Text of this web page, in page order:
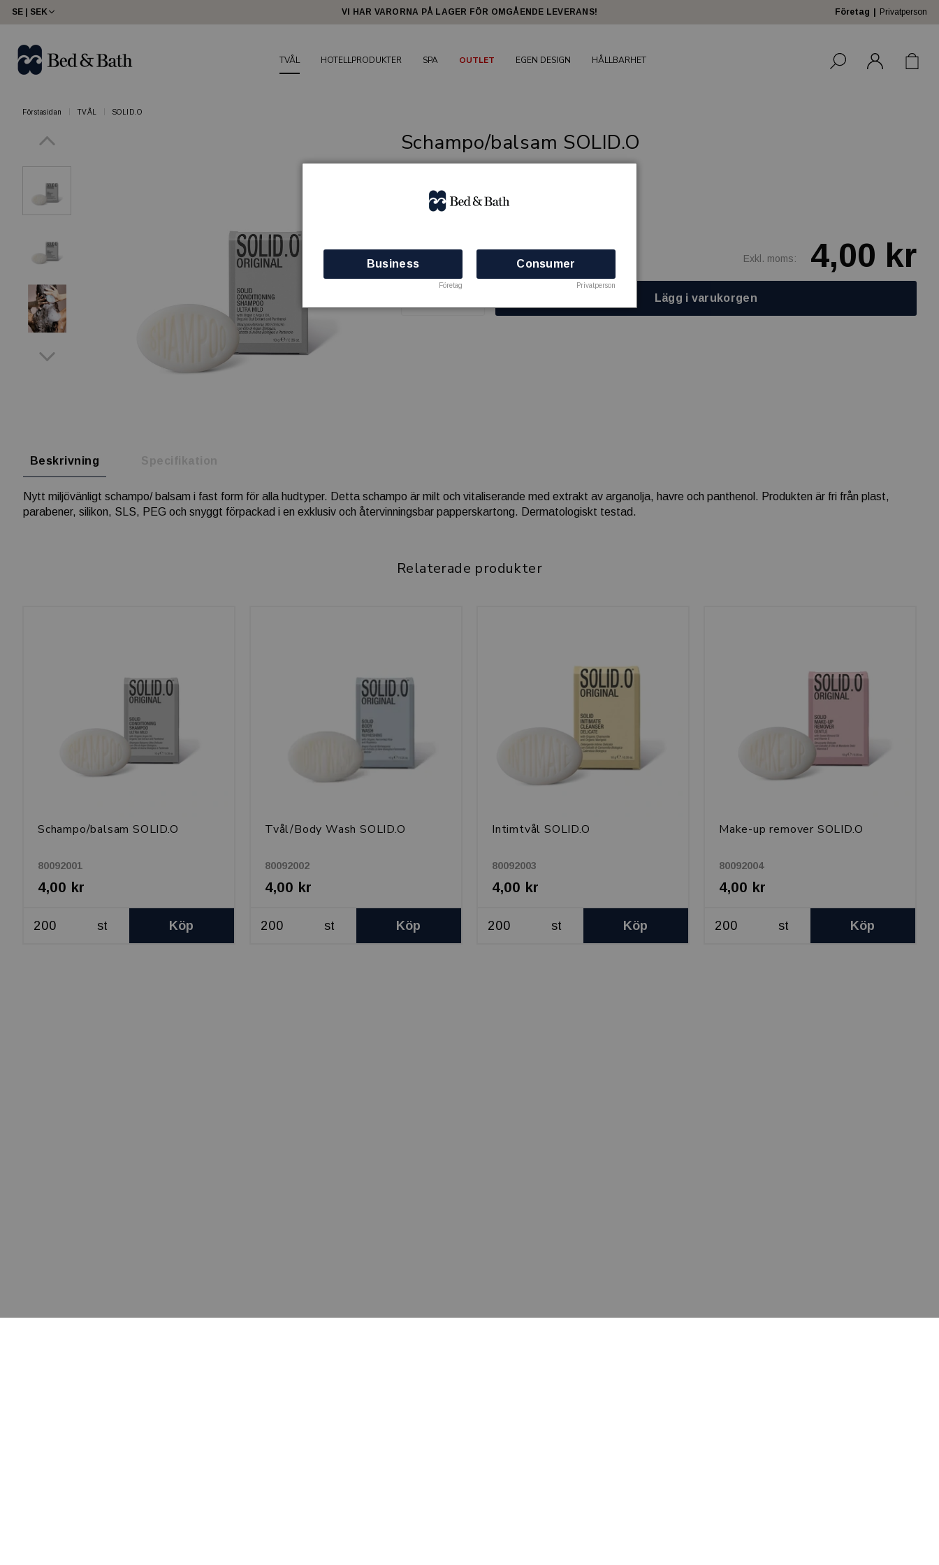
SE | SEK Företag Privatperson
VI HAR VARORNA PÅ LAGER FÖR OMGÅENDE LEVERANS!
TVÅL HOTELLPRODUKTER SPA OUTLET EGEN DESIGN HÅLLBARHET
Förstasidan TVÅL SOLID.O
Schampo/balsam SOLID.O
SOLID.O
Artikelnr: 80092001
Exkl. moms: 4,00 kr
Lägg i varukorgen
Beskrivning Specifikation
Nytt miljövänligt schampo/ balsam i fast form för alla hudtyper. Detta schampo är milt och vitaliserande med extrakt av arganolja, havre och panthenol. Produkten är fri från plast,
parabener, silikon, SLS, PEG och snyggt förpackad i en exklusiv och återvinningsbar papperskartong. Dermatologiskt testad.
Relaterade produkter
Schampo/balsam SOLID.O
80092001
4,00 kr
st Köp
Tvål/Body Wash SOLID.O
80092002
4,00 kr
st Köp
Intimtvål SOLID.O
80092003
4,00 kr
st Köp
Make-up remover SOLID.O
80092004
4,00 kr
st Köp
Business
Företag
Consumer
Privatperson